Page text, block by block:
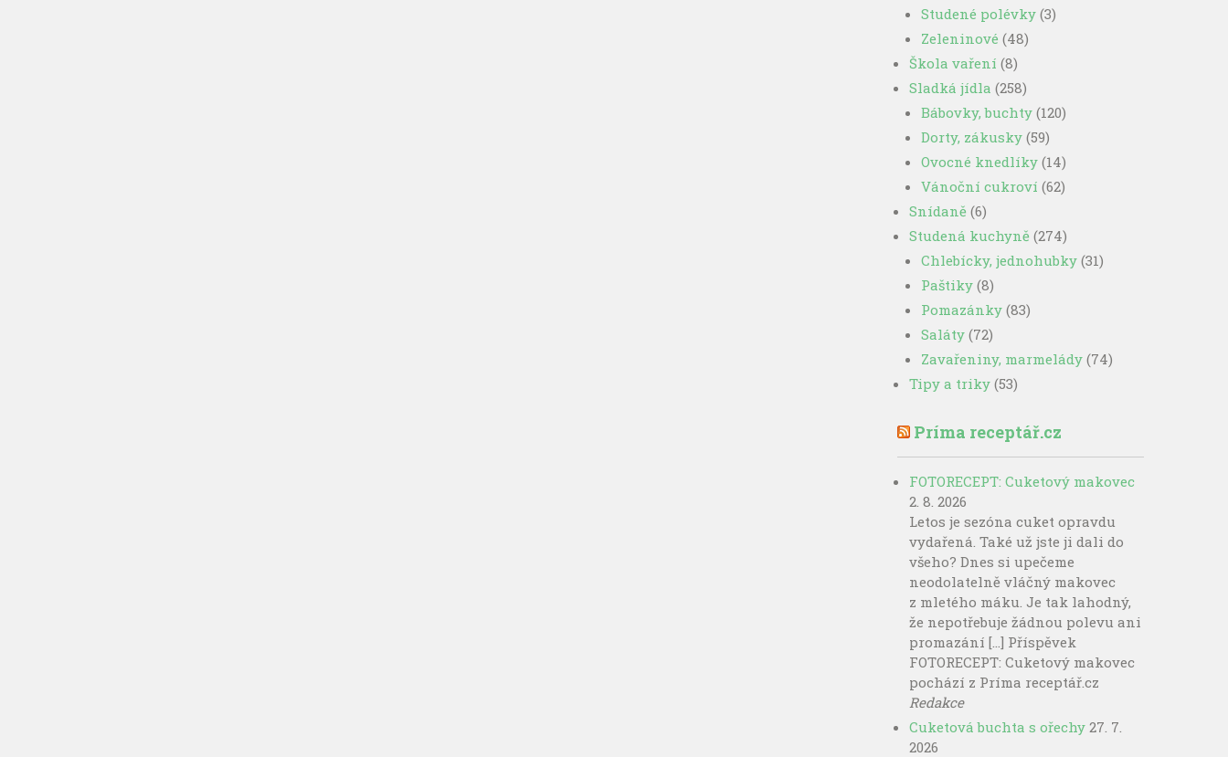
Studené polévky (3)
Zeleninové (48)
Škola vaření (8)
Sladká jídla (258)
Bábovky, buchty (120)
Dorty, zákusky (59)
Ovocné knedlíky (14)
Vánoční cukroví (62)
Snídaně (6)
Studená kuchyně (274)
Chlebícky, jednohubky (31)
Paštiky (8)
Pomazánky (83)
Saláty (72)
Zavařeniny, marmelády (74)
Tipy a triky (53)
Príma receptář.cz
FOTORECEPT: Cuketový makovec
2. 8. 2026
Letos je sezóna cuket opravdu
vydařená. Také už jste ji dali do
všeho? Dnes si upečeme
neodolatelně vláčný makovec
z mletého máku. Je tak lahodný,
že nepotřebuje žádnou polevu ani
promazání […] Příspěvek
FOTORECEPT: Cuketový makovec
pochází z Príma receptář.cz
Redakce
Cuketová buchta s ořechy 27. 7.
2026